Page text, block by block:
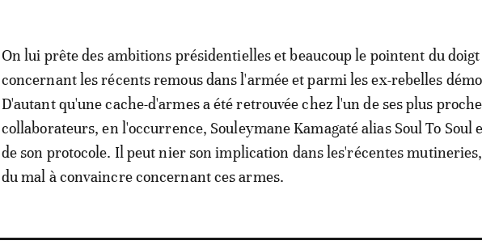
On lui prête des ambitions présidentielles et beaucoup le pointent du doigt
concernant les récents remous dans l'armée et parmi les ex-rebelles
D'autant qu'une cache-d'armes a été retrouvée chez l'un de ses plus
collaborateurs, en l'occurrence, Souleymane Kamagaté alias Soul To Soul
de son protocole. Il peut nier son implication dans les'récentes
du mal à convaincre concernant ces armes.